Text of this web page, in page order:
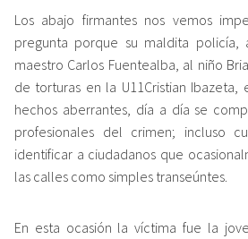
Los abajo firmantes nos vemos
pregunta porque su maldita policía,
maestro Carlos Fuentealba, al niño
de torturas en la U11Cristian
hechos aberrantes, día a día se
profesionales del crimen; incluso
identificar a ciudadanos que
las calles como simples transeúntes.
En esta ocasión la víctima fue la